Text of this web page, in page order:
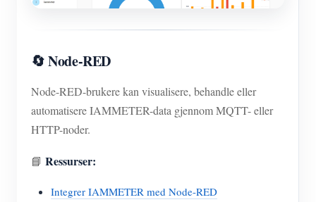
🔄 Node-RED
Node-RED-brukere kan visualisere, behandle eller
automatisere IAMMETER-data gjennom MQTT- eller
HTTP-noder.
📘 Ressurser:
Integrer IAMMETER med Node-RED